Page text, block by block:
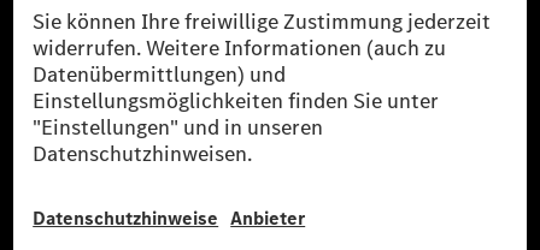
* Die angegebenen Werte wurden nach dem vorgeschriebenen
Messverfahren WLTP (Worldwide harmonised Light vehicles Test
Procedure) ermittelt. Die angegebenen Spannweiten beziehen sich auf
den europäischen Markt. Der Energieverbrauch und der CO₂-Ausstoß
eines Pkw sind nicht nur von der effizienten Ausnutzung des Kraftstoffs
bzw. des Energieträgers durch den Pkw, sondern auch vom Fahrstil und
anderen nichttechnischen Faktoren abhängig.
** Der Stromverbrauch wurde auf der Grundlage der VO 692/2008/EG